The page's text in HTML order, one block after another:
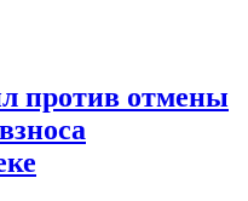
против отмены